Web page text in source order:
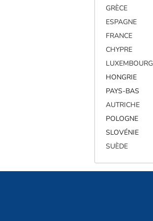
GRÈCE
ESPAGNE
FRANCE
CHYPRE
LUXEMBOURG
HONGRIE
PAYS-BAS
AUTRICHE
POLOGNE
SLOVÉNIE
SUÈDE